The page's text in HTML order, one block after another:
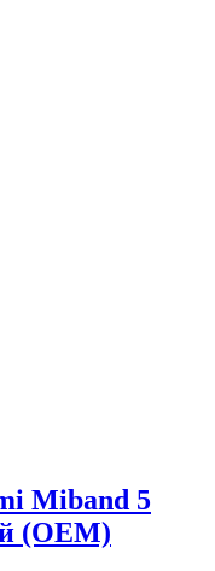
Miband 5
(OEM)